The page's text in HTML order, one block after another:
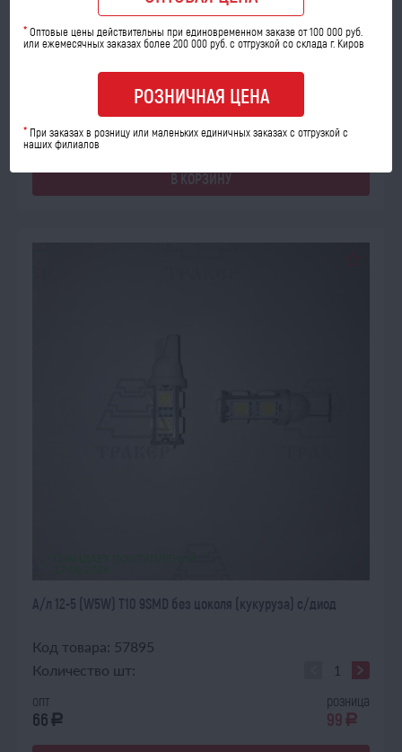
А/л 12-5 (R5W)-T15-12В-BA15S-G18-5LED с/диод
Количество шт:
65 a 101a
В КОРЗИНУ
А/л 12-5 (W5W) T10 9SMD без цоколя (кукуруза) с/диод
Код товара: 57895
Количество шт:
опт
66 a
розница
99 a
*Оптовые цены действительны при единовременном заказе от 100 000 руб.
или ежемесячных заказах более 200 000 руб. с отгрузкой со склада г. Киров
РОЗНИЧНАЯ ЦЕНА
* При заказах в розницу или маленьких единичных заказах с отгрузкой с
наших филиалов